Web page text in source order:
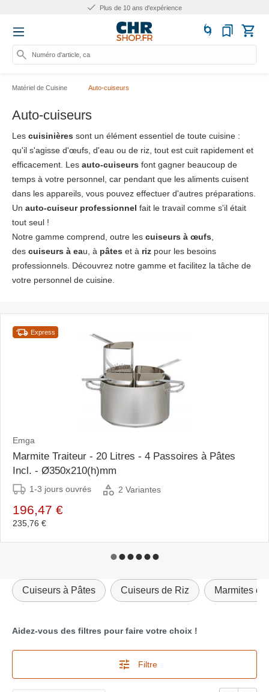
Plus de 10 ans d'expérience
Numéro d'article, catégorie ou
Matériel de Cuisine Auto-cuiseurs
Auto-cuiseurs
Les cuisinières sont un élément essentiel de toute cuisine :
qu'il s'agisse d'œufs, d'eau ou de riz, tout est cuit rapidement et
efficacement. Les auto-cuiseurs font gagner beaucoup de
temps à votre personnel, car pendant que les aliments cuisent
dans les appareils, vous pouvez effectuer d'autres préparations.
Un auto-cuiseur professionnel fait le travail comme s'il était
tout seul !
Notre gamme comprend, outre les cuiseurs à œufs
des cuiseurs à eau, à pâtes et à riz pour les besoins
professionnels. Découvrez notre gamme et facilitez la tâche de
votre personnel de cuisine.
Express
Emga
Marmite Traiteur - 20 Litres - 4 Passoires à Pâtes
Incl. - Ø350x210(h)mm
1-3 jours ouvrés 2 Variantes
196,47 €
235,76 €
Cuiseurs à Pâtes Cuiseurs de Riz Marmites
Aidez-vous des filtres pour faire votre choix !
Filtre